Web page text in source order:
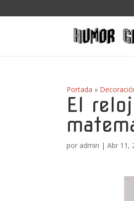
Portada »
El
por admin |Abr 11,